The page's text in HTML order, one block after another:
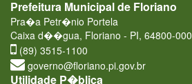
Prefeitura Municipal de Floriano
Pra�a Petr�nio Portela
Caixa d��gua, Floriano - PI, 64800-000
(89) 3515-1100
governo@floriano.pi.gov.br
Utilidade P�blica